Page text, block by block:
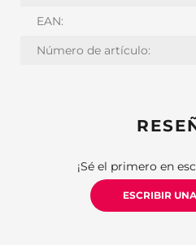
EAN:
Número de artículo:
¡Sé el primero en
ESCRIBIR